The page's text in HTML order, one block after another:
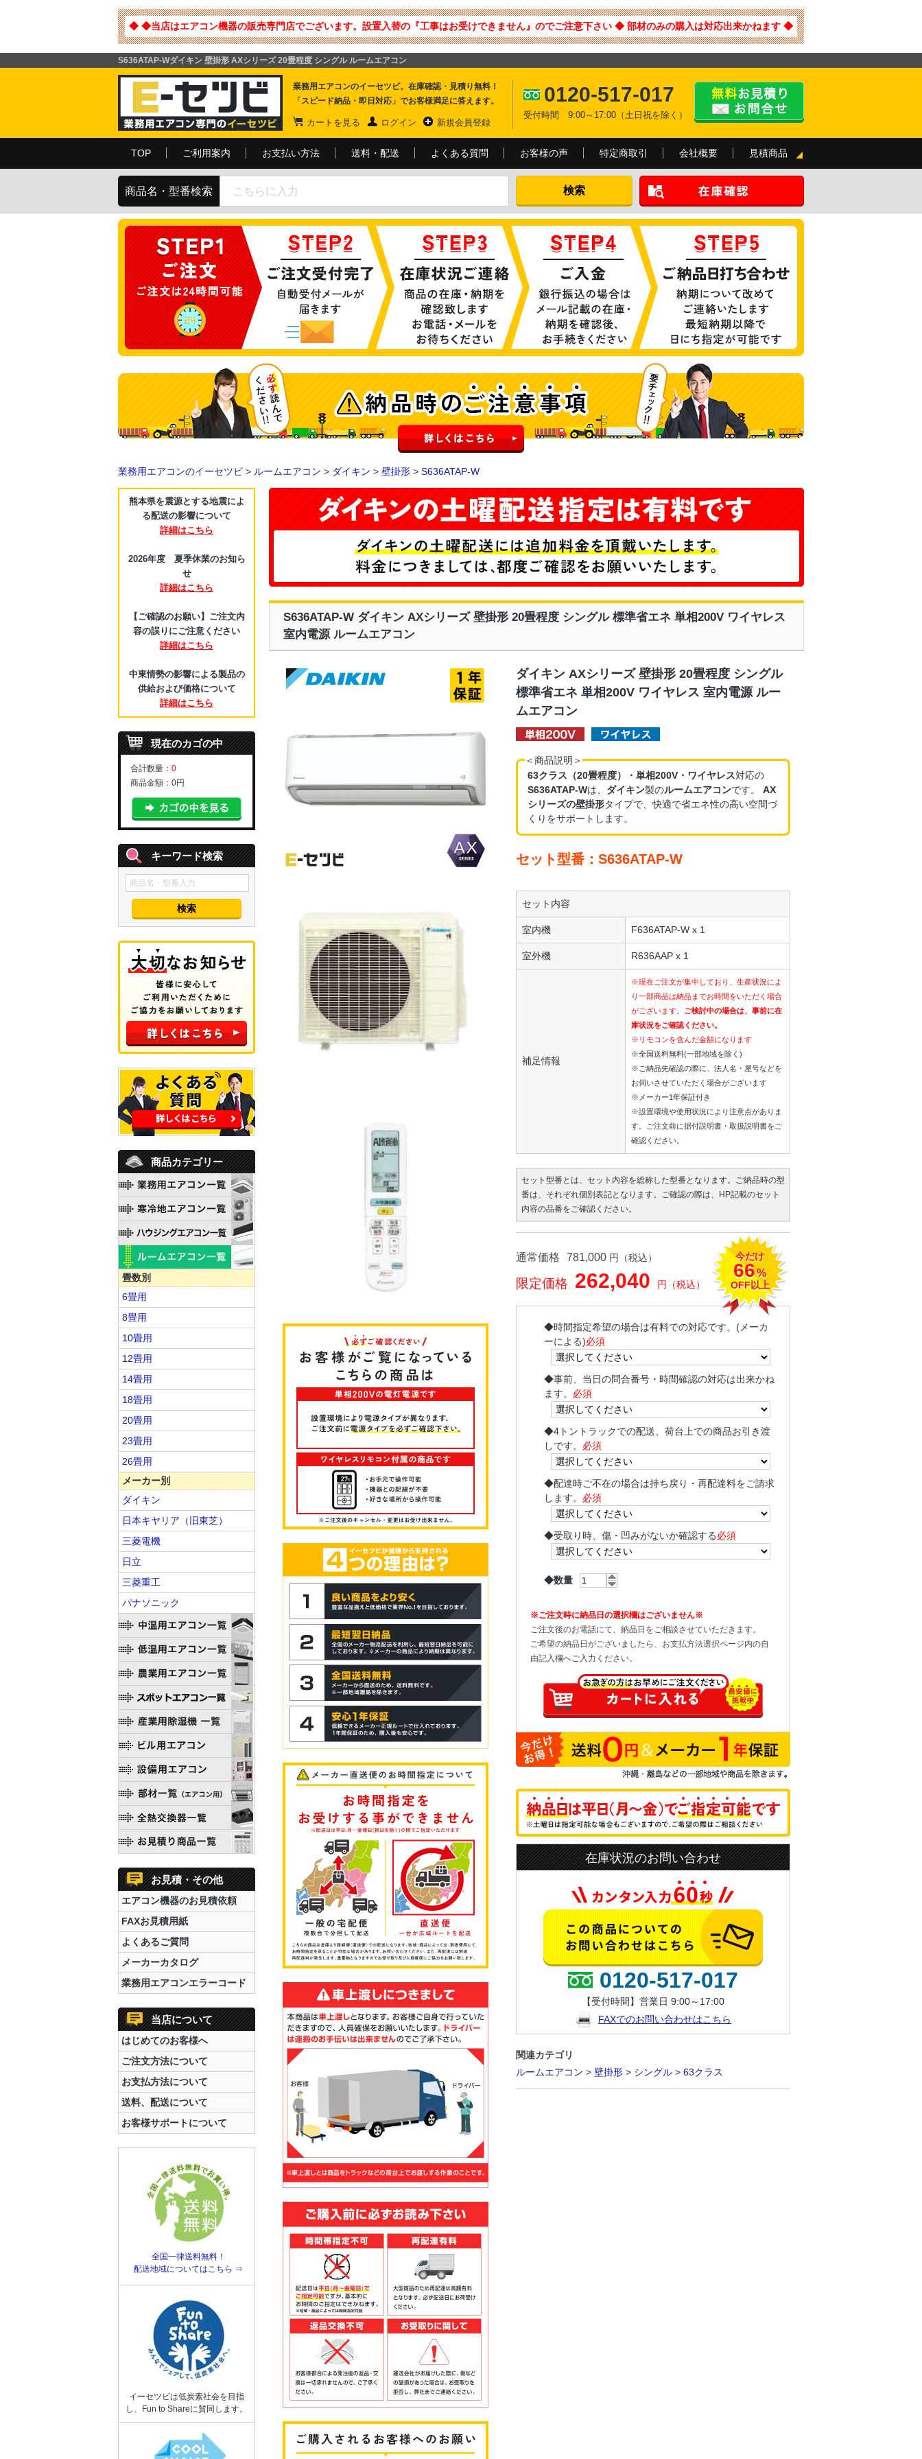
◆ ◆当店はエアコン機器の販売専門店でございます。設置入替の『工事はお受けできません』のでご注意下さい ◆ 部材のみの購入は対応出来かねます ◆
S636ATAP-Wダイキン 壁掛形 AXシリーズ 20畳程度 シングル ルームエアコン
業務用エアコンのイーセツビ。在庫確認・見積り無料！
「スピード納品・即日対応」でお客様満足に答えます。
カートを見る ログイン 新規会員登録
0120-517-017
受付時間 9:00～17:00（土日祝を除く）
TOP ご利用案内 お支払い方法 送料・配送 よくある質問 お客様の声 特定商取引 会社概要 見積商品
商品名・型番検索
業務用エアコンのイーセツビ > ルームエアコン > ダイキン > 壁掛形 > S636ATAP-W
S636ATAP-W ダイキン AXシリーズ 壁掛形 20畳程度 シングル 標準省エネ 単相200V ワイヤレス
室内電源 ルームエアコン
ダイキン AXシリーズ 壁掛形 20畳程度 シングル
標準省エネ 単相200V ワイヤレス 室内電源 ルー
ムエアコン
＜商品説明＞
63クラス（20畳程度）・単相200V・ワイヤレス対応の
S636ATAP-Wは、 ダイキン製のルームエアコンです。 AX
シリーズの壁掛形タイプで、快適で省エネ性の高い空間づ
くりをサポートします。
セット型番：S636ATAP-W
セット内容
室内機 F636ATAP-W x 1
室外機 R636AAP x 1
補足情報
※現在ご注文が集中しており、生産状況によ
り一部商品は納品までお時間をいただく場合
がございます。 ご検討中の場合は、事前に在
庫状況をご確認ください。
※リモコンを含んだ金額になります
※全国送料無料(一部地域を除く)
※ご納品先確認の際に、法人名・屋号などを
お伺いさせていただく場合がございます
※メーカー1年保証付き
※設置環境や使用状況により注意点がありま
す。ご注文前に据付説明書・取扱説明書をご
確認ください。
セット型番とは、セット内容を総称した型番となります。ご納品時の型
番は、それぞれ個別表記となります。ご確認の際は、HP記載のセット
内容の品番をご確認ください。
通常価格 781,000 円（税込）
限定価格 262,040 円（税込）
今だけ
66%
OFF以上
◆時間指定希望の場合は有料での対応です。(メーカ
ーによる)必須
◆事前、当日の問合番号・時間確認の対応は出来かね
ます。 必須
◆4トントラックでの配送、荷台上での商品お引き渡
しです。 必須
◆配達時ご不在の場合は持ち戻り・再配達料をご請求
します。 必須
◆受取り時、傷・凹みがないか確認する必須
◆数量
※ご注文時に納品日の選択欄はございません※
ご注文後のお電話にて、納品日をご相談させていただきます。
ご希望の納品日がございましたら、お支払方法選択ページ内の自
由記入欄へご入力ください。
在庫状況のお問い合わせ
0120-517-017
【受付時間】営業日 9:00～17:00
FAXでのお問い合わせはこちら
関連カテゴリ
ルームエアコン > 壁掛形 > シングル > 63クラス
熊本県を震源とする地震によ
る配送の影響について
詳細はこちら
2026年度 夏季休業のお知ら
せ
詳細はこちら
【ご確認のお願い】ご注文内
容の誤りにご注意ください
詳細はこちら
中東情勢の影響による製品の
供給および価格について
詳細はこちら
現在のカゴの中
合計数量： 0
商品金額： 0円
キーワード検索
商品カテゴリー
畳数別
6畳用
8畳用
10畳用
12畳用
14畳用
18畳用
20畳用
23畳用
26畳用
メーカー別
ダイキン
日本キヤリア（旧東芝）
三菱電機
日立
三菱重工
パナソニック
お見積・その他
エアコン機器のお見積依頼
FAXお見積用紙
よくあるご質問
メーカーカタログ
業務用エアコンエラーコード
当店について
はじめてのお客様へ
ご注文方法について
お支払方法について
送料、配送について
お客様サポートについて
全国一律送料無料！
配送地域についてはこちら ⇒
イーセツビは低炭素社会を目指
し、Fun to Shareに賛同します。